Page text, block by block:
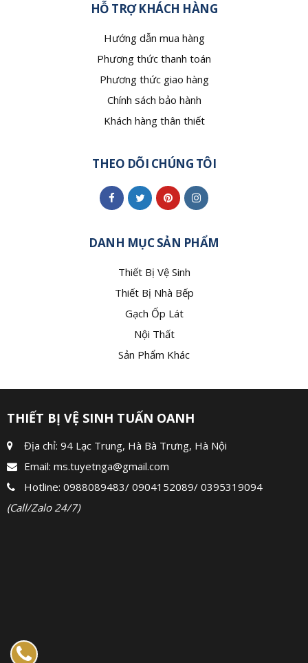
HỖ TRỢ KHÁCH HÀNG
Hướng dẫn mua hàng
Phương thức thanh toán
Phương thức giao hàng
Chính sách bảo hành
Khách hàng thân thiết
THEO DÕI CHÚNG TÔI
DANH MỤC SẢN PHẨM
Thiết Bị Vệ Sinh
Thiết Bị Nhà Bếp
Gạch Ốp Lát
Nội Thất
Sản Phẩm Khác
THIẾT BỊ VỆ SINH TUẤN OANH
Địa chỉ: 94 Lạc Trung, Hà Bà Trưng, Hà Nội
Email: ms.tuyetnga@gmail.com
Hotline: 0988089483/ 0904152089/ 0395319094
(Call/Zalo 24/7)